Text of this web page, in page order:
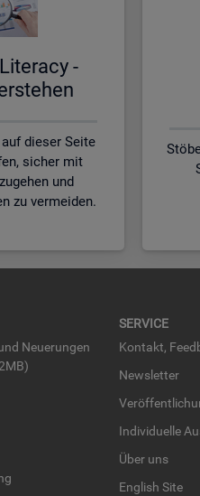
-
dieser Seite
sicher mit
und
zu vermeiden.
Neue­run­gen
SER­VICE
Kon­takt,
News­let­ter
In­di­vi­du­el­le
Über uns
English Site